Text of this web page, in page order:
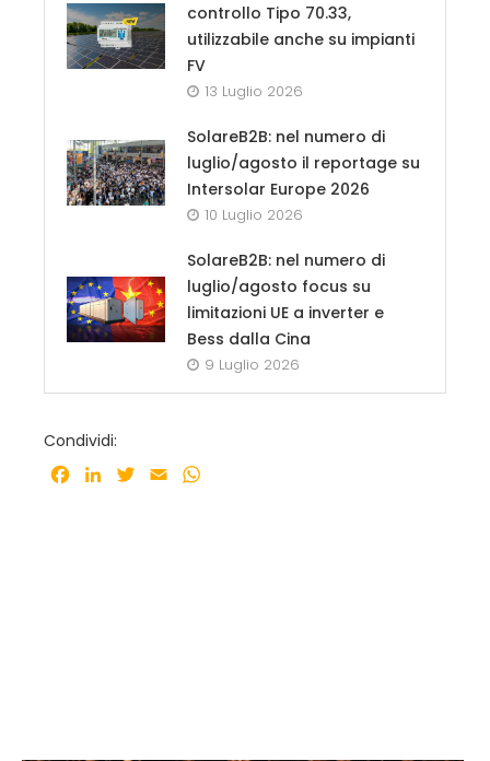
controllo Tipo 70.33,
utilizzabile anche su impianti
FV
13 Luglio 2026
SolareB2B: nel numero di
luglio/agosto il reportage su
Intersolar Europe 2026
10 Luglio 2026
SolareB2B: nel numero di
luglio/agosto focus su
limitazioni UE a inverter e
Bess dalla Cina
9 Luglio 2026
Condividi:
Facebook
LinkedInTwitter
Email